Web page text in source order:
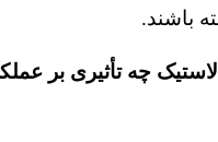
باشند.